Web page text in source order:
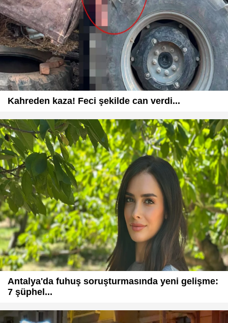
Kahreden kaza! Feci şekilde can verdi...
Antalya'da fuhuş soruşturmasında yeni gelişme:
7 şüphel...